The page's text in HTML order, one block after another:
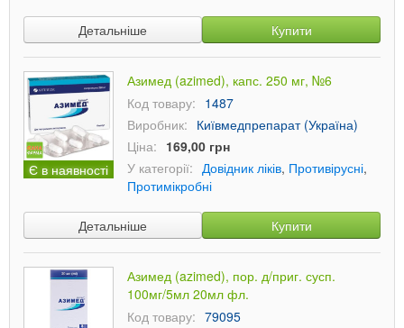
Детальніше Купити
Є в наявності
Азимед (azimed), капс. 250 мг, №6
Код товару: 1487
Виробник: Київмедпрепарат (Україна)
Ціна: 169,00 грн
У категорії: Довідник ліків, Противірусні,
Протимікробні
Детальніше Купити
Азимед (azimed), пор. д/приг. сусп.
100мг/5мл 20мл фл.
Код товару: 79095